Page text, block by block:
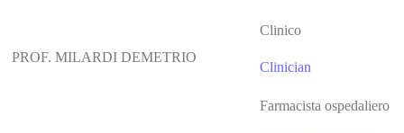
PROF. MILARDI DEMETRIO
Clinico
Clinician
Farmacista ospedaliero